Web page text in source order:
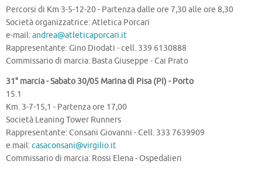
Percorsi di Km 3-5-12-20 - Partenza dalle ore 7,30 alle ore 8,30
Società organizzatrice: Atletica Porcari
e-mail:andrea@atleticaporcari.it
Rappresentante: Gino Diodati - cell. 339 6130888
Commissario di marcia: Basta Giuseppe - Cai Prato
31° marcia - Sabato 30/05 Marina di Pisa (PI) - Porto
15.1
Km. 3-7-15,1 - Partenza ore 17,00
Società Leaning Tower Runners
Rappresentante: Consani Giovanni - Cell. 333 7639909
e.mail:casaconsani@virgilio.it
Commissario di marcia: Rossi Elena - Ospedalieri